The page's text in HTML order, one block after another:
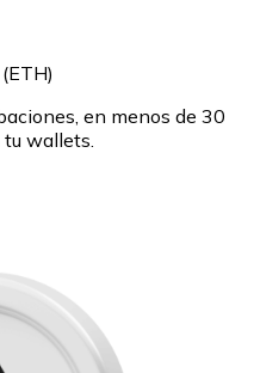
en menos de 30
wallets.